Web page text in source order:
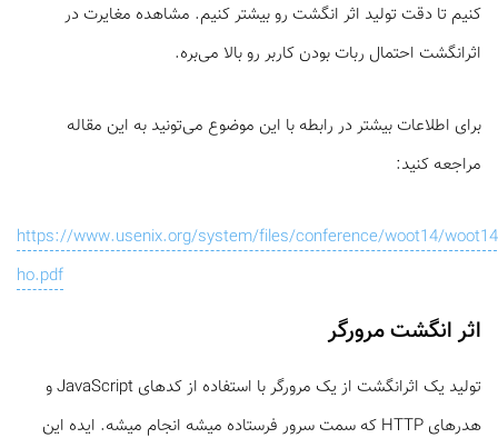
کنیم تا دقت تولید اثر انگشت رو بیشتر کنیم. مشاهده مغایرت در
اثرانگشت احتمال ربات بودن کاربر رو بالا می‌بره.
برای اطلاعات بیشتر در رابطه با این موضوع می‌تونید به این مقاله
مراجعه کنید:
https://www.usenix.org/system/files/conference/woot14/
ho.pdf
اثر انگشت مرورگر
تولید یک اثرانگشت از یک مرورگر با استفاده از کدهای JavaScript و
هدرهای HTTP که سمت سرور فرستاده میشه انجام میشه. ایده این